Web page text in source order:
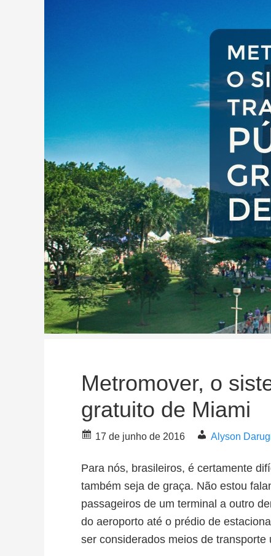
Metromover, o
gratuito de Miami
17 de junho de 2016 Alyson
Para nós, brasileiros, é certamente
também seja de graça. Não estou
passageiros de um terminal a outro
do aeroporto até o prédio de
ser considerados meios de transporte